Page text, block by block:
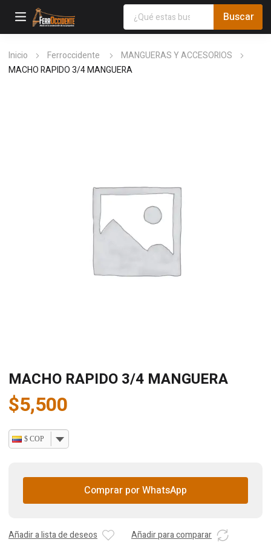
Inicio Ferroccidente
MANGUERAS Y ACCESORIOS
MACHO RAPIDO 3/4 MANGUERA
MACHO RAPIDO 3/4 MANGUERA
$5,500
$ COP
Comprar por WhatsApp
Añadir a lista de deseos Añadir para comparar